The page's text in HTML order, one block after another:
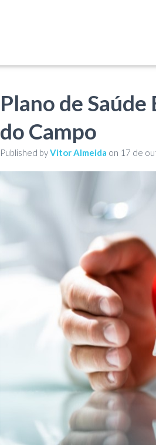
Plano de
do Campo
Published byVitor Almeida on 17 de